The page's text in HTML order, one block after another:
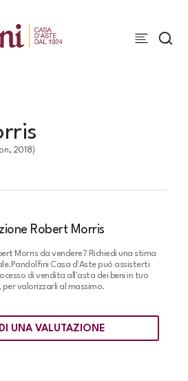
2018)
Robert Morris
Morris da vendere? Richiedi una stima
Pandolfini Casa d'Aste può assisterti
di vendita all'asta dei beni in tuo
per valorizzarli al massimo.
UNA VALUTAZIONE